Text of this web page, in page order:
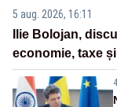
5 aug. 2026, 16:11
Ilie Bolojan,
economie, taxe